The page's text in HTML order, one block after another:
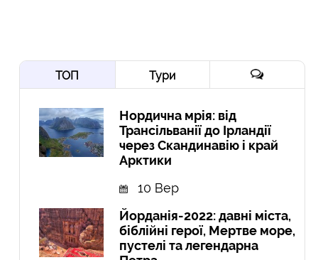
ТОП Тури
Нордична мрія: від
Трансільванії до Ірландії
через Скандинавію і край
Арктики
10 Вер
Йорданія-2022: давні міста,
біблійні герої, Мертве море,
пустелі та легендарна